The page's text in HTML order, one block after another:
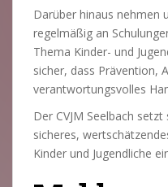
Darüber hinaus nehmen
regelmäßig an
Thema Kinder- und
sicher, dass Prävention,
verantwortungsvolles
Der CVJM Seelbach
sicheres,
Kinder und Jugendliche